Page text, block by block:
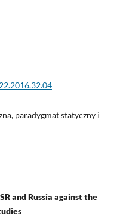
paradygmat statyczny i
and Russia against the